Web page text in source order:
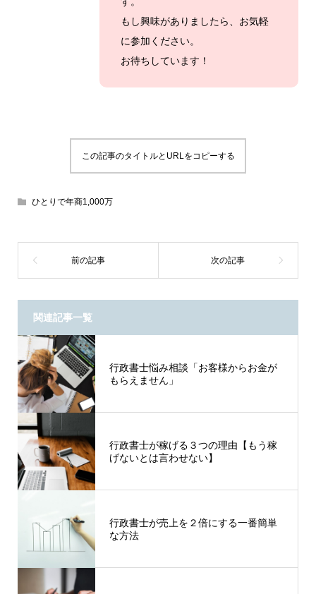
もし興味がありましたら、お気軽
に参加ください。
お待ちしています！
この記事のタイトルとURLをコピーする
ひとりで年商1,000万
関連記事一覧
行政書士悩み相談「お客様からお金が
もらえません」
行政書士が稼げる３つの理由【もう稼
げないとは言わせない】
行政書士が売上を２倍にする一番簡単
な方法